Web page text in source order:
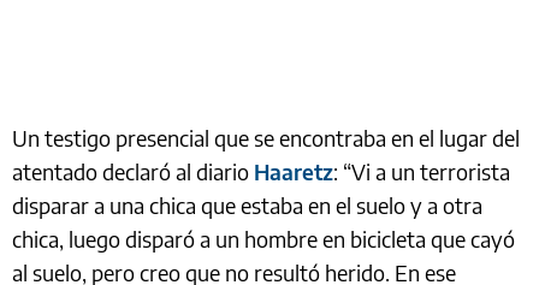
Un testigo presencial que se encontraba en el lugar del
atentado declaró al diario Haaretz: “Vi a un terrorista
disparar a una chica que estaba en el suelo y a otra
chica, luego disparó a un hombre en bicicleta que cayó
al suelo, pero creo que no resultó herido. En ese